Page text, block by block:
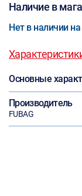
Наличие в
Нет в наличии
Основные
Производитель
FUBAG